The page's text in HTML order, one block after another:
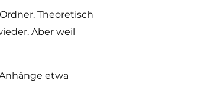
Theoretisch
Aber weil
etwa